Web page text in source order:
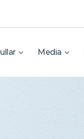
Media